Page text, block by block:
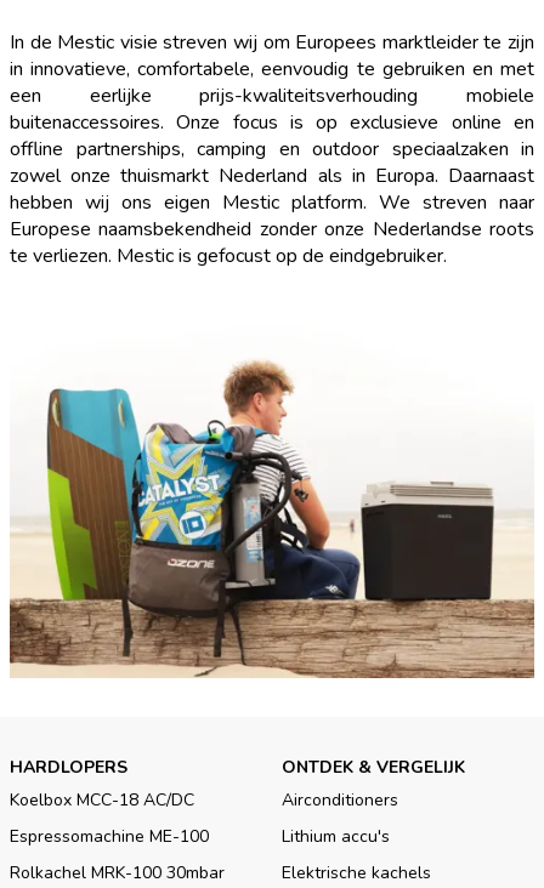
In de Mestic visie streven wij om Europees marktleider te zijn
in innovatieve, comfortabele, eenvoudig te gebruiken en met
een eerlijke prijs-kwaliteitsverhouding mobiele
buitenaccessoires. Onze focus is op exclusieve online en
offline partnerships, camping en outdoor speciaalzaken in
zowel onze thuismarkt Nederland als in Europa. Daarnaast
hebben wij ons eigen Mestic platform. We streven naar
Europese naamsbekendheid zonder onze Nederlandse roots
te verliezen. Mestic is gefocust op de eindgebruiker.
HARDLOPERS
Koelbox MCC-18 AC/DC
Espressomachine ME-100
Rolkachel MRK-100 30mbar
ONTDEK & VERGELIJK
Airconditioners
Lithium accu's
Elektrische kachels